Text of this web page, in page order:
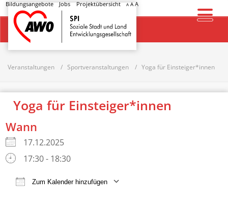
Bildungsangebote Jobs Projektübersicht A AA
Startseite
Veranstaltungen Sportveranstaltungen Yoga für Einsteiger*innen
Yoga für Einsteiger*innen
Wann
17.12.2025
17:30 - 18:30
Zum Kalender hinzufügen